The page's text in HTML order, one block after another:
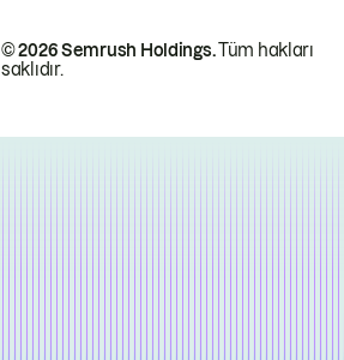
© 2026 Semrush Holdings.Tüm hakları
saklıdır.